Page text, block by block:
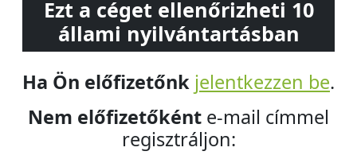
Ezt a céget ellenőrizheti 10
állami nyilvántartásban
Ha Ön előfizetőnk jelentkezzen be.
Nem előfizetőként e-mail címmel
regisztráljon: